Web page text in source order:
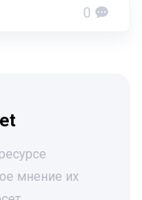
0
мнение их